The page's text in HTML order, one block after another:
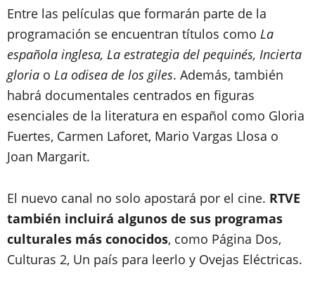
Entre las películas que formarán parte de la
programación se encuentran títulos como La
española inglesa, La estrategia del pequinés, Incierta
gloria o La odisea de los giles. Además, también
habrá documentales centrados en figuras
esenciales de la literatura en español como Gloria
Fuertes, Carmen Laforet, Mario Vargas Llosa o
Joan Margarit.
El nuevo canal no solo apostará por el cine. RTVE
también incluirá algunos de sus programas
culturales más conocidos, como Página Dos,
Culturas 2, Un país para leerlo y Ovejas Eléctricas.